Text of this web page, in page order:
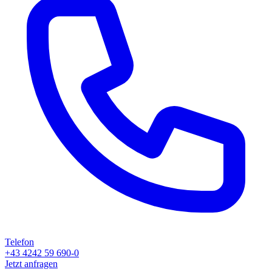
Telefon
+43 4242 59 690-0
Jetzt anfragen